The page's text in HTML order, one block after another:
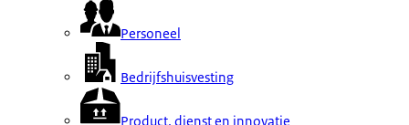
Personeel
Bedrijfshuisvesting
Product, dienst en innovatie